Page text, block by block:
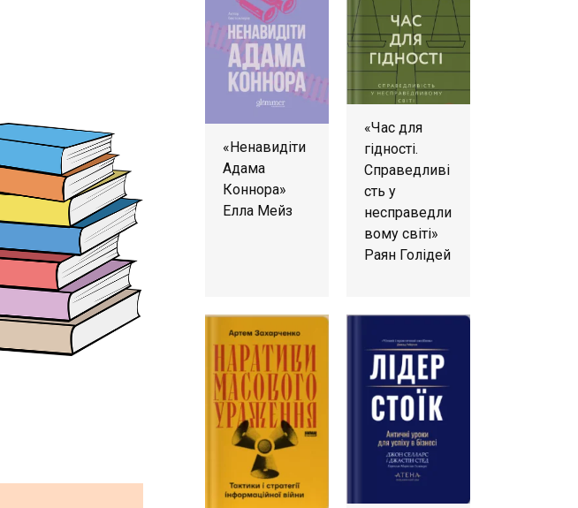
«Ненавидіти
Адама
Коннора»
Елла Мейз
«Час для
гідності.
Справедливі
сть у
несправедли
вому світі»
Раян Голідей